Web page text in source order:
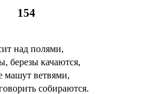
154
над полями,
березы качаются,
машут ветвями,
собираются.